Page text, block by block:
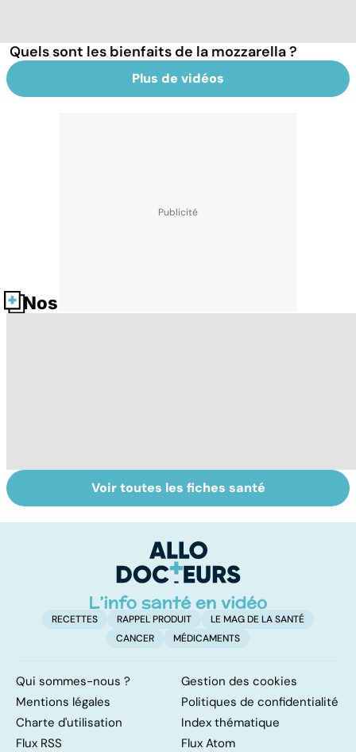
Quels sont les bienfaits de la mozzarella ?
Plus de vidéos
Nos fiches santé
Alimentation :
mangeons-nous
Qu'est-ce que
l'index
Voir toutes les fiches santé
RECETTES RAPPEL PRODUIT
LE MAG DE LA SANTÉ
CANCER
MÉDICAMENTS
Qui sommes-nous ?
Gestion des cookies
Mentions légales
Politiques de confidentialité
Charte d'utilisation
Index thématique
Flux RSS
Flux Atom